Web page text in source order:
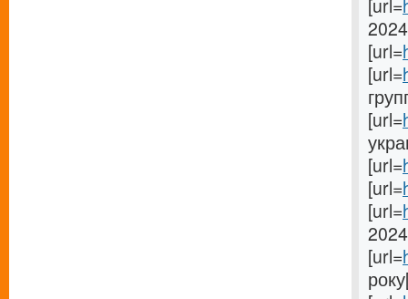
[url=
[url=
[url=
[url=
[url=
[url=
[url=
[url=